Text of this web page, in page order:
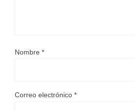
Nombre *
Correo electrónico *